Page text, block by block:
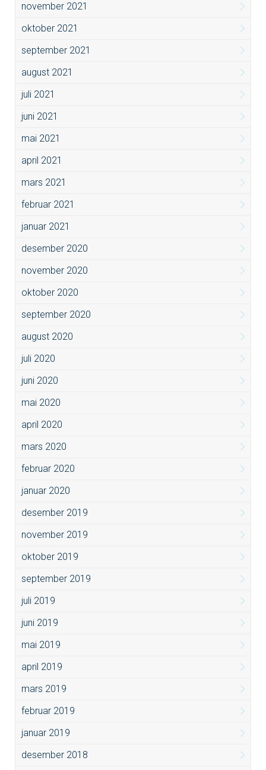
november 2021
oktober 2021
september 2021
august 2021
juli 2021
juni 2021
mai 2021
april 2021
mars 2021
februar 2021
januar 2021
desember 2020
november 2020
oktober 2020
september 2020
august 2020
juli 2020
juni 2020
mai 2020
april 2020
mars 2020
februar 2020
januar 2020
desember 2019
november 2019
oktober 2019
september 2019
juli 2019
juni 2019
mai 2019
april 2019
mars 2019
februar 2019
januar 2019
desember 2018